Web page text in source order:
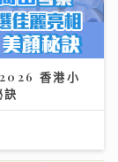
香港小